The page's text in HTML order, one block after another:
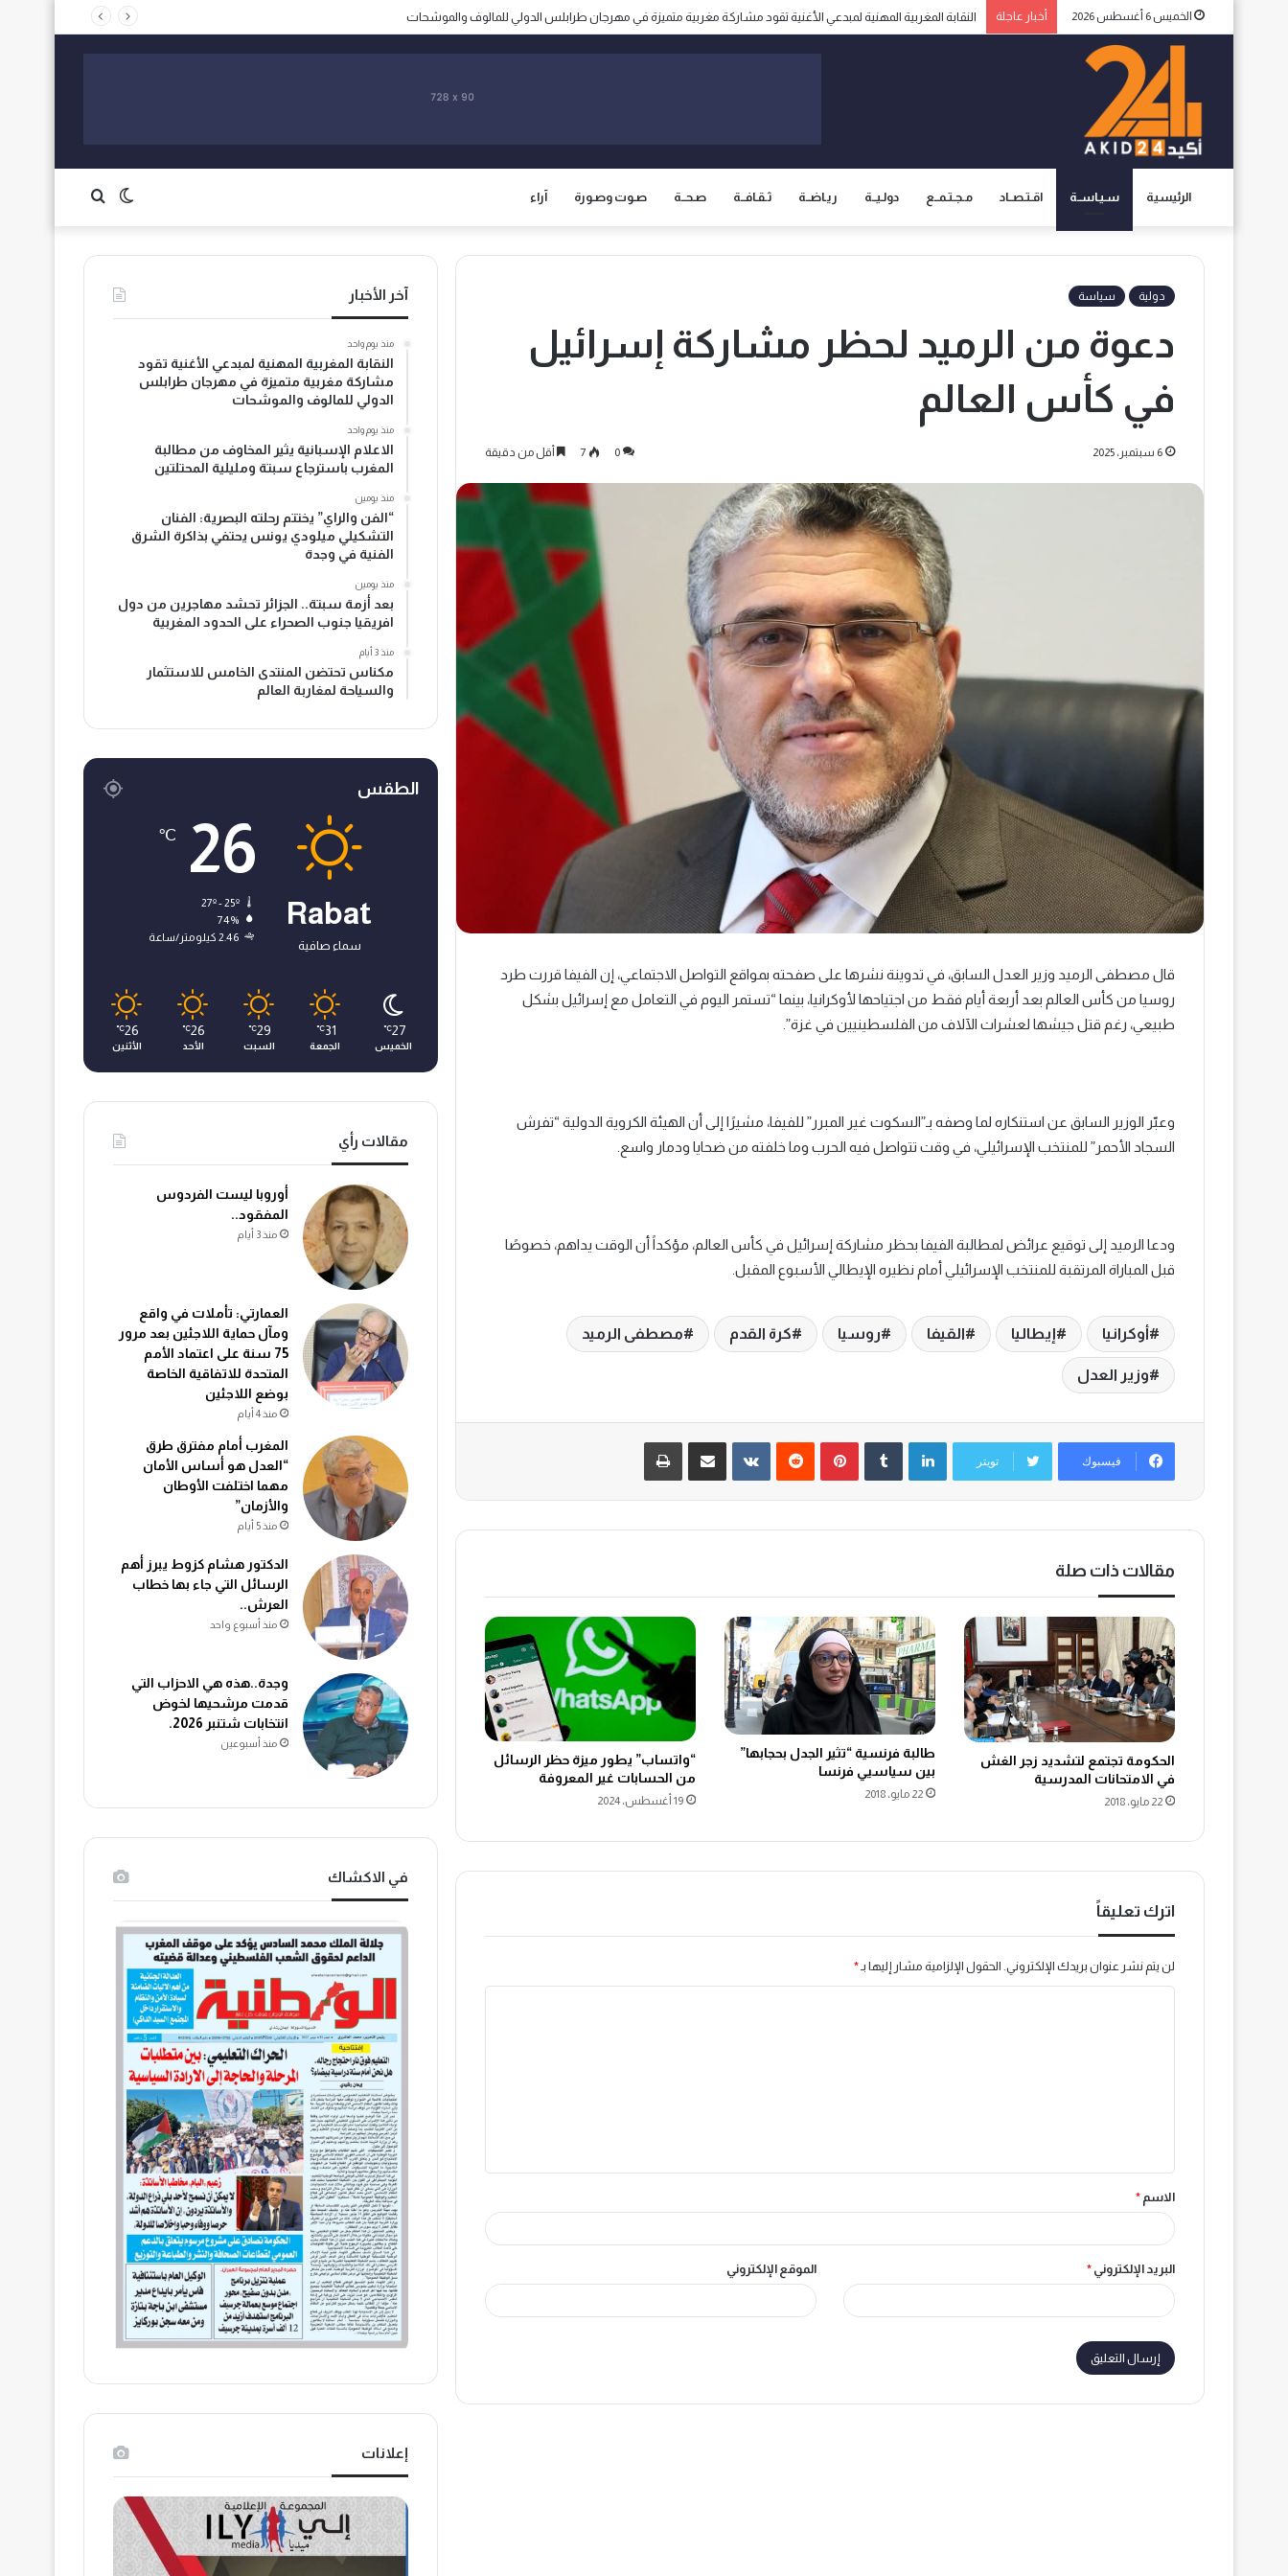
الخميس 6 أغسطس 2026 أخبار عاجلة الاعلام الإسبانية يثير المخاوف من مطالبة المغرب باسترجاع سبتة ومليلية المحتلتين
الرئيسية سـيـاســة اقـتـصــاد مـجـتـمــع دولـيــة ريـاضــة ثـقـافــة صـحــة صـوت وصـورة آراء الوضع
المظلم
دولية سياسة
دعوة من الرميد لحظر مشاركة إسرائيل
في كأس العالم
6 سبتمبر، 2025 0
7 أقل من دقيقة
قال مصطفى الرميد وزير العدل السابق، في تدوينة نشرها على صفحته بمواقع التواصل الاجتماعي، إن الفيفا قررت طرد
روسيا من كأس العالم بعد أربعة أيام فقط من اجتياحها لأوكرانيا، بينما “تستمر اليوم في التعامل مع إسرائيل بشكل
طبيعي، رغم قتل جيشها لعشرات الآلاف من الفلسطينيين في غزة”.
وعبّر الوزير السابق عن استنكاره لما وصفه بـ”السكوت غير المبرر” للفيفا، مشيرًا إلى أن الهيئة الكروية الدولية “تفرش
السجاد الأحمر” للمنتخب الإسرائيلي، في وقت تتواصل فيه الحرب وما خلفته من ضحايا ودمار واسع.
ودعا الرميد إلى توقيع عرائض لمطالبة الفيفا بحظر مشاركة إسرائيل في كأس العالم، مؤكداً أن الوقت يداهم، خصوصًا
قبل المباراة المرتقبة للمنتخب الإسرائيلي أمام نظيره الإيطالي الأسبوع المقبل.
أوكرانيا إيطاليا القيفا روسيا كرة القدم مصطفى الرميد
وزير العدل
فيسبوك تويتر
لينكدإن بينتيريست ‏VKontakte
مقالات ذات صلة
الحكومة تجتمع لتشديد زجر الغش
في الامتحانات المدرسية
22 مايو، 2018
طالبة فرنسية “تثير الجدل بحجابها”
بين سياسيي فرنسا
22 مايو، 2018
“واتساب” يطور ميزة حظر الرسائل
من الحسابات غير المعروفة
19 أغسطس، 2024
اترك تعليقاً
لن يتم نشر عنوان بريدك الإلكتروني. الحقول الإلزامية مشار إليها بـ *
ق
*
الاسم *
البريد الإلكتروني * الموقع الإلكتروني
آخر الأخبار
منذ يوم واحد
النقابة المغربية المهنية لمبدعي الأغنية تقود
مشاركة مغربية متميزة في مهرجان طرابلس
الدولي للمالوف والموشحات
منذ يوم واحد
الاعلام الإسبانية يثير المخاوف من مطالبة
المغرب باسترجاع سبتة ومليلية المحتلتين
منذ يومين
“الفن والراي” يختتم رحلته البصرية: الفنان
التشكيلي ميلودي يونس يحتفي بذاكرة الشرق
الفنية في وجدة
منذ يومين
بعد أزمة سبتة.. الجزائر تحشد مهاجرين من دول
افريقيا جنوب الصحراء على الحدود المغربية
منذ 3 أيام
مكناس تحتضن المنتدى الخامس للاستثمار
والسياحة لمغاربة العالم
الطقس
Rabat
سماء صافية
26
℃
74%
2.46 كيلومتر/ساعة
27
℃
الخميس
31
℃
الجمعة
29
℃
السبت
26
℃
الأحد
26
℃
الأثنين
مقالات رأي
أوروبا ليست الفردوس
المفقود..
منذ 3 أيام
العمارتي: تأملات في واقع
ومآل حماية اللاجئين بعد مرور
75 سنة على اعتماد الأمم
المتحدة للاتفاقية الخاصة
بوضع اللاجئين
منذ 4 أيام
المغرب أمام مفترق طرق
“العدل هو أساس الأمان
مهما اختلفت الأوطان
والأزمان”
منذ 5 أيام
الدكتور هشام كزوط يبرز أهم
الرسائل التي جاء بها خطاب
العرش..
منذ أسبوع واحد
وجدة..هذه هي الاحزاب التي
قدمت مرشحيها لخوض
انتخابات شتنبر 2026.
منذ أسبوعين
في الاكشاك
إعلانات